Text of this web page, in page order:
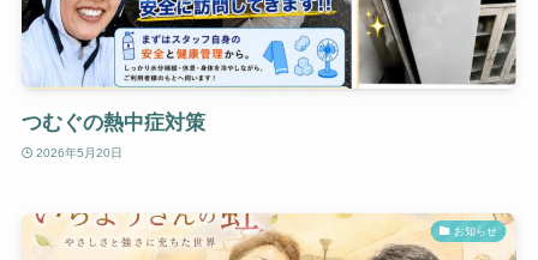
つむぐの熱中症対策
2026年5月20日
お知らせ